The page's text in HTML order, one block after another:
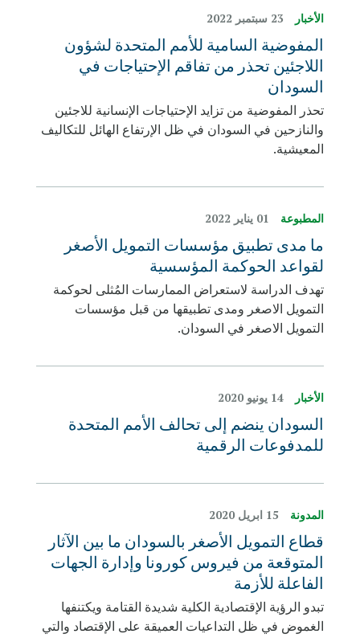
الأخبار 23 سبتمبر 2022
المفوضية السامية للأمم المتحدة لشؤون
اللاجئين تحذر من تفاقم الإحتياجات في
السودان
تحذر المفوضية من تزايد الإحتياجات الإنسانية للاجئين
والنازحين في السودان في ظل الإرتفاع الهائل للتكاليف
المعيشية.
المطبوعة 01 يناير 2022
ما مدى تطبيق مؤسسات التمويل الأصغر
لقواعد الحوكمة المؤسسية
تهدف الدراسة لاستعراض الممارسات المُثلى لحوكمة
التمويل الاصغر ومدى تطبيقها من قبل مؤسسات
التمويل الاصغر في السودان.
الأخبار 14 يونيو 2020
السودان ينضم إلى تحالف الأمم المتحدة
للمدفوعات الرقمية
المدونة 15 ابريل 2020
قطاع التمويل الأصغر بالسودان ما بين الآثار
المتوقعة من فيروس كورونا وإدارة الجهات
الفاعلة للأزمة
تبدو الرؤية الإقتصادية الكلية شديدة القتامة ويكتنفها
الغموض في ظل التداعيات العميقة على الإقتصاد والتي